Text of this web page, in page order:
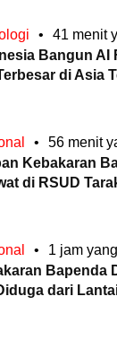
•
41 menit
Bangun AI
di Asia
•
56 menit
Kebakaran
di RSUD
•
1 jam
Bapenda
dari